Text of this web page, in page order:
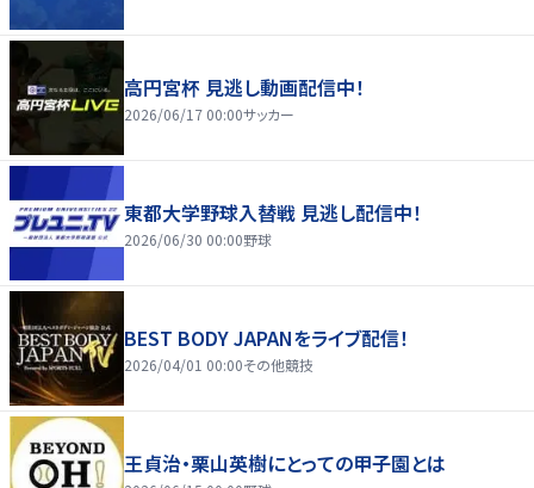
高円宮杯 見逃し動画配信中！
2026/06/17 00:00サッカー
東都大学野球入替戦 見逃し配信中！
2026/06/30 00:00野球
BEST BODY JAPANをライブ配信！
2026/04/01 00:00その他競技
王貞治・栗山英樹にとっての甲子園とは